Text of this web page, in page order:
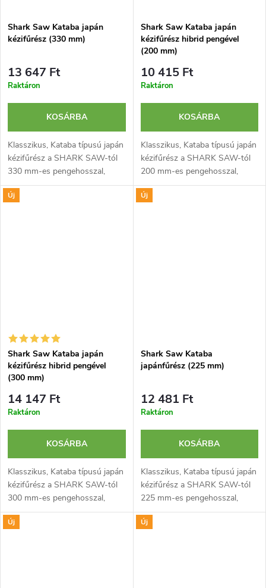
Shark Saw Kataba japán
kézifűrész (330 mm)
13 647 Ft
Raktáron
KOSÁRBA
Klasszikus, Kataba típusú japán
kézifűrész a SHARK SAW-tól
330 mm-es pengehosszal,
rövid acélháttal és
hagyományos, rattan borítású
Shark Saw Kataba japán
kézifűrész hibrid pengével
(200 mm)
10 415 Ft
Raktáron
KOSÁRBA
Klasszikus, Kataba típusú japán
kézifűrész a SHARK SAW-tól
200 mm-es pengehosszal,
rövid acélháttal és
hagyományos, rattan borítású
Új
Shark Saw Kataba japán
kézifűrész hibrid pengével
(300 mm)
14 147 Ft
Raktáron
KOSÁRBA
Klasszikus, Kataba típusú japán
kézifűrész a SHARK SAW-tól
300 mm-es pengehosszal,
rövid acélháttal és
hagyományos, rattan borítású
Új
Shark Saw Kataba
japánfűrész (225 mm)
12 481 Ft
Raktáron
KOSÁRBA
Klasszikus, Kataba típusú japán
kézifűrész a SHARK SAW-tól
225 mm-es pengehosszal,
rövid acélháttal és
hagyományos, rattan borítású
Új Új